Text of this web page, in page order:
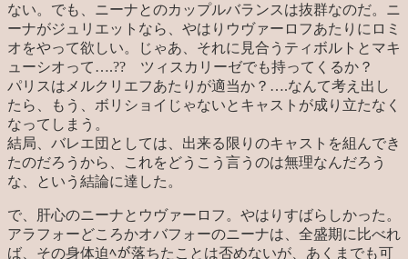
ない。でも、ニーナとのカップルバランスは抜群なのだ。ニ
ーナがジュリエットなら、やはりウヴァーロフあたりにロミ
オをやって欲しい。じゃあ、それに見合うティボルトとマキ
ューシオって….?? ツィスカリーゼでも持ってくるか？
パリスはメルクリエフあたりが適当か？….なんて考え出し
たら、もう、ボリショイじゃないとキャストが成り立たなく
なってしまう。
結局、バレエ団としては、出来る限りのキャストを組んでき
たのだろうから、これをどうこう言うのは無理なんだろう
な、という結論に達した。
で、肝心のニーナとウヴァーロフ。やはりすばらしかった。
アラフォーどころかオバフォーのニーナは、全盛期に比べれ
ば、その身体迫ﾍが落ちたことは否めないが、あくまでも可